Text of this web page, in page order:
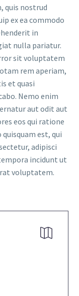
quis nostrud
ex ea commodo
in
nulla pariatur.
sit voluptatem
rem aperiam,
et quasi
Nemo enim
aut odit aut
eos qui ratione
est, qui
adipisci
incidunt ut
voluptatem.

